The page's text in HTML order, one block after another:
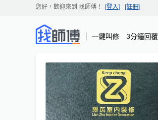
您好，歡迎來到 找師傅 ！ [登入] [註冊]
一鍵叫修 3分鐘回覆